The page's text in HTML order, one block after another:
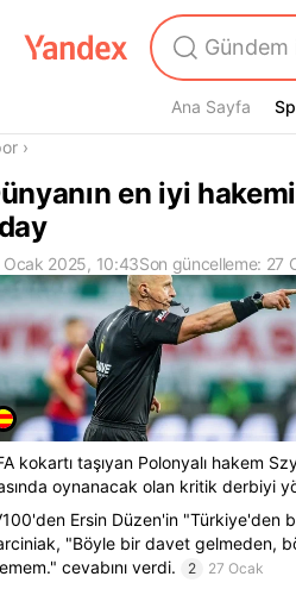
Ana Sayfa
›
en iyi
Ocak 2025, 10:43Son güncelleme: 27
kokartı taşıyan Polonyalı hakem
oynanacak olan kritik derbiyi
Ersin Düzen'in "Türkiye'den
"Böyle bir davet gelmeden,
cevabını verdi.
2 27 Ocak